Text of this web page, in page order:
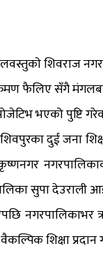
शिवराज
फैलिए सँगै
भएको पुष्टि
दुई जना
सुपा
नगरपालिकाभर
शिक्षा